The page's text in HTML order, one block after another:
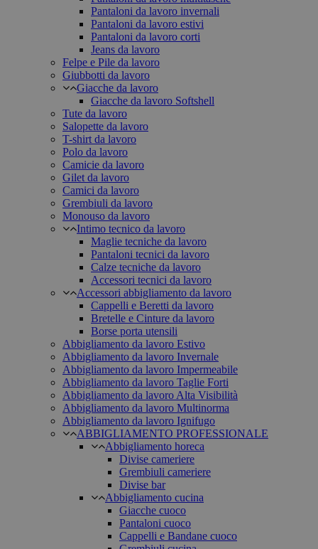
Pantaloni da lavoro invernali
Pantaloni da lavoro estivi
Pantaloni da lavoro corti
Jeans da lavoro
Felpe e Pile da lavoro
Giubbotti da lavoro
Giacche da lavoro
Giacche da lavoro Softshell
Tute da lavoro
Salopette da lavoro
T-shirt da lavoro
Polo da lavoro
Camicie da lavoro
Gilet da lavoro
Camici da lavoro
Grembiuli da lavoro
Monouso da lavoro
Intimo tecnico da lavoro
Maglie tecniche da lavoro
Pantaloni tecnici da lavoro
Calze tecniche da lavoro
Accessori tecnici da lavoro
Accessori abbigliamento da lavoro
Cappelli e Beretti da lavoro
Bretelle e Cinture da lavoro
Borse porta utensili
Abbigliamento da lavoro Estivo
Abbigliamento da lavoro Invernale
Abbigliamento da lavoro Impermeabile
Abbigliamento da lavoro Taglie Forti
Abbigliamento da lavoro Alta Visibilità
Abbigliamento da lavoro Multinorma
Abbigliamento da lavoro Ignifugo
ABBIGLIAMENTO PROFESSIONALE
Abbigliamento horeca
Divise cameriere
Grembiuli cameriere
Divise bar
Abbigliamento cucina
Giacche cuoco
Pantaloni cuoco
Cappelli e Bandane cuoco